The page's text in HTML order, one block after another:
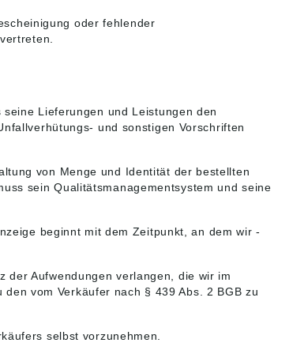
oder fehlender
Lieferungen und Leistungen den
und sonstigen Vorschriften
von Menge und Identität der bestellten
sein Qualitätsmanagementsystem und seine
beginnt mit dem Zeitpunkt, an dem wir -
der Aufwendungen verlangen, die wir im
vom Verkäufer nach § 439 Abs. 2 BGB zu
selbst vorzunehmen.